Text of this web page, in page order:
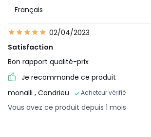
Français
02/04/2023
Satisfaction
Bon rapport qualité-prix
Je recommande ce produit
monalli , Condrieu Acheteur vérifié
Vous avez ce produit depuis 1 mois